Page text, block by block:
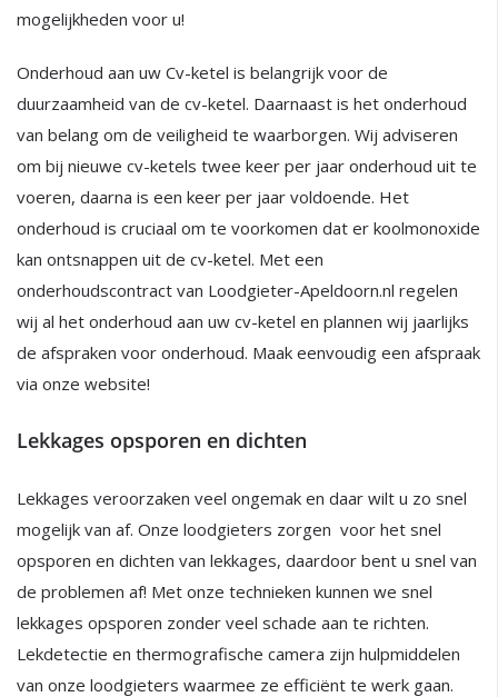
mogelijkheden voor u!
Onderhoud aan uw Cv-ketel is belangrijk voor de
duurzaamheid van de cv-ketel. Daarnaast is het onderhoud
van belang om de veiligheid te waarborgen. Wij adviseren
om bij nieuwe cv-ketels twee keer per jaar onderhoud uit te
voeren, daarna is een keer per jaar voldoende. Het
onderhoud is cruciaal om te voorkomen dat er koolmonoxide
kan ontsnappen uit de cv-ketel. Met een
onderhoudscontract van Loodgieter-Apeldoorn.nl regelen
wij al het onderhoud aan uw cv-ketel en plannen wij jaarlijks
de afspraken voor onderhoud. Maak eenvoudig een afspraak
via onze website!
Lekkages opsporen en dichten
Lekkages veroorzaken veel ongemak en daar wilt u zo snel
mogelijk van af. Onze loodgieters zorgen voor het snel
opsporen en dichten van lekkages, daardoor bent u snel van
de problemen af! Met onze technieken kunnen we snel
lekkages opsporen zonder veel schade aan te richten.
Lekdetectie en thermografische camera zijn hulpmiddelen
van onze loodgieters waarmee ze efficiënt te werk gaan.